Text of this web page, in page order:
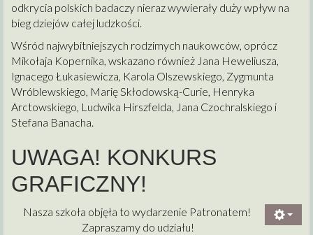
odkrycia polskich badaczy nieraz wywierały duży wpływ na
bieg dziejów całej ludzkości.
Wśród najwybitniejszych rodzimych naukowców, oprócz
Mikołaja Kopernika, wskazano również Jana Heweliusza,
Ignacego Łukasiewicza, Karola Olszewskiego, Zygmunta
Wróblewskiego, Marię Skłodowską-Curie, Henryka
Arctowskiego, Ludwika Hirszfelda, Jana Czochralskiego i
Stefana Banacha.
UWAGA! KONKURS
GRAFICZNY!
Nasza szkoła objęła to wydarzenie Patronatem!
Zapraszamy do udziału!